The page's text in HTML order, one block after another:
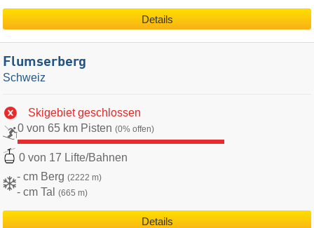
Details
Flumserberg
Schweiz
Skigebiet geschlossen
0 von 65 km Pisten (0% offen)
0 von 17 Lifte/Bahnen
- cm Berg (2222 m)
- cm Tal (665 m)
Details